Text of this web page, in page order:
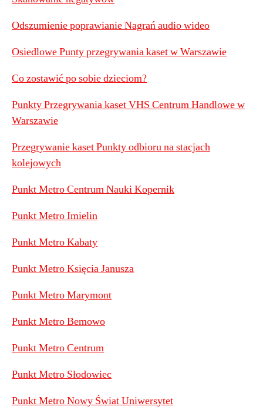
Odszumienie poprawianie Nagrań audio wideo
Osiedlowe Punty przegrywania kaset w Warszawie
Co zostawić po sobie dzieciom?
Punkty Przegrywania kaset VHS Centrum Handlowe w
Warszawie
Przegrywanie kaset Punkty odbioru na stacjach
kolejowych
Punkt Metro Centrum Nauki Kopernik
Punkt Metro Imielin
Punkt Metro Kabaty
Punkt Metro Księcia Janusza
Punkt Metro Marymont
Punkt Metro Bemowo
Punkt Metro Centrum
Punkt Metro Słodowiec
Punkt Metro Nowy Świat Uniwersytet